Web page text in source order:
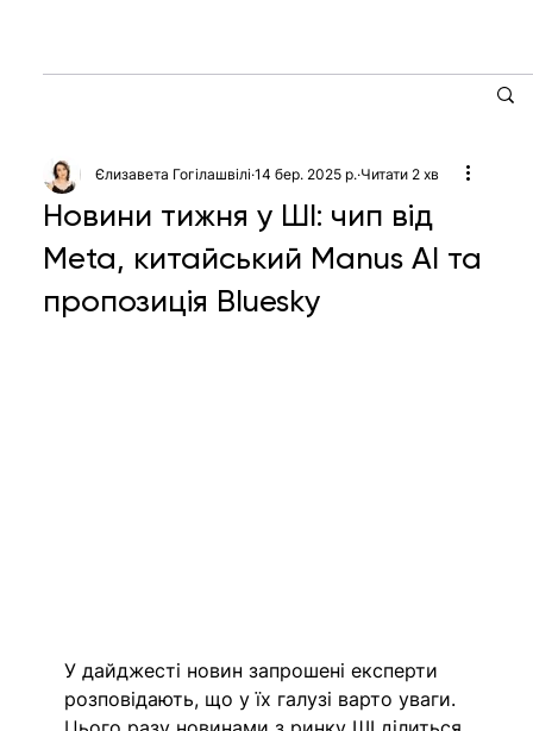
Новини тижня у ШІ: чип від
Meta, китайський Manus AI та
пропозиція Bluesky
Єлизавета Гогілашвілі 14 бер. 2025 р. Читати 2 хв
У дайджесті новин запрошені експерти
розповідають, що у їх галузі варто уваги.